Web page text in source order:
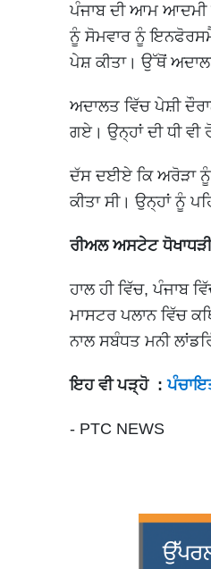
ਪੰਜਾਬ ਦੀ ਆਮ ਆਦਮੀ
ਨੂੰ ਸੋਮਵਾਰ ਨੂੰ
ਪੇਸ਼ ਕੀਤਾ। ਉੱਥੋਂ
ਅਦਾਲਤ ਵਿੱਚ ਪੇਸ਼ੀ
ਗਏ। ਉਨ੍ਹਾਂ ਦੀ ਧੀ ਵੀ
ਦੱਸ ਦਈਏ ਕਿ ਅਰੋੜਾ
ਕੀਤਾ ਸੀ। ਉਨ੍ਹਾਂ ਨੂੰ
ਰੀਅਲ ਅਸਟੇਟ
ਹਾਲ ਹੀ ਵਿੱਚ, ਪੰਜਾਬ
ਮਾਸਟਰ ਪਲਾਨ ਵਿੱਚ
ਨਾਲ ਸਬੰਧਤ ਮਨੀ
ਇਹ ਵੀ ਪੜ੍ਹੋ :
- PTC NEWS